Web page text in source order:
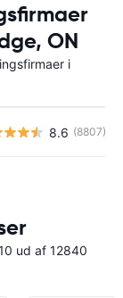
ON
i
8.6 (8807)
ud af 12840